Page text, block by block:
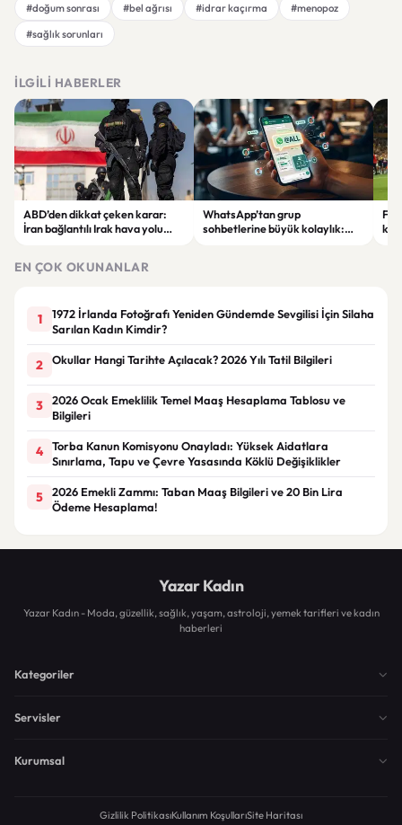
#doğum sonrası
#bel ağrısı #idrar kaçırma
#menopoz
#sağlık sorunları
İLGILI HABERLER
ABD’den dikkat çeken karar:
İran bağlantılı Irak hava yolu
WhatsApp’tan grup
sohbetlerine büyük kolaylık:
EN ÇOK OKUNANLAR
1
1972 İrlanda Fotoğrafı Yeniden Gündemde Sevgilisi İçin Silaha
Sarılan Kadın Kimdir?
2 Okullar Hangi Tarihte Açılacak? 2026 Yılı Tatil Bilgileri
3
2026 Ocak Emeklilik Temel Maaş Hesaplama Tablosu ve
Bilgileri
4
Torba Kanun Komisyonu Onayladı: Yüksek Aidatlara
Sınırlama, Tapu ve Çevre Yasasında Köklü Değişiklikler
5
2026 Emekli Zammı: Taban Maaş Bilgileri ve 20 Bin Lira
Ödeme Hesaplama!
Yazar Kadın
Yazar Kadın - Moda, güzellik, sağlık, yaşam, astroloji, yemek tarifleri ve kadın
haberleri
Kategoriler
Servisler
Kurumsal
Gizlilik PolitikasıKullanım KoşullarıSite Haritası